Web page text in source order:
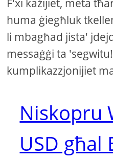
F'xi każijiet, meta
huma ġiegħluk
li mbagħad jista'
messaġġi ta
kumplikazzjonijiet
Niskopru
USD għal